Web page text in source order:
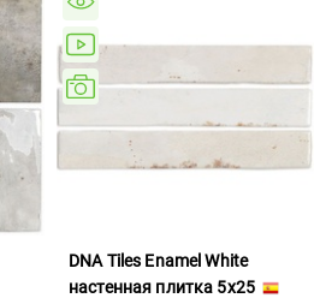
DNA Tiles Enamel White
настенная плитка 5x25